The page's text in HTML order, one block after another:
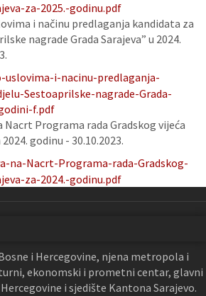
za-2025.-godinu.pdf
i načinu predlaganja kandidata za
nagrade Grada Sarajeva” u 2024.
uslovima-i-nacinu-predlaganja-
Sestoaprilske-nagrade-Grada-
f.pdf
Nacrt Programa rada Gradskog vijeća
godinu - 30.10.2023.
na-Nacrt-Programa-rada-Gradskog-
za-2024.-godinu.pdf
i Hercegovine, njena metropola i
ekonomski i prometni centar, glavni
i sjedište Kantona Sarajevo.